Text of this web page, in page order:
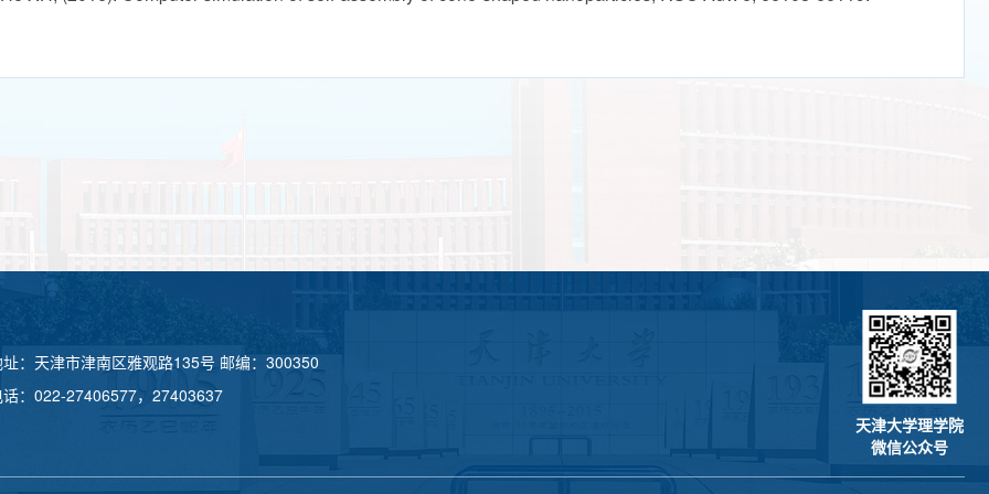
：天津市津南区雅观路135号 邮编：300350
：022-27406577，27403637
天津大学理学院
微信公众号